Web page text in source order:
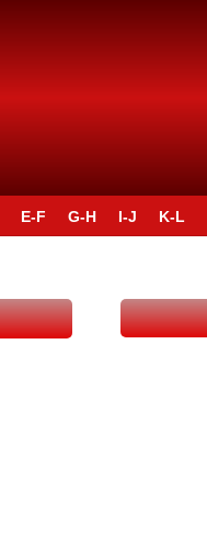
E-F G-H I-J K-L